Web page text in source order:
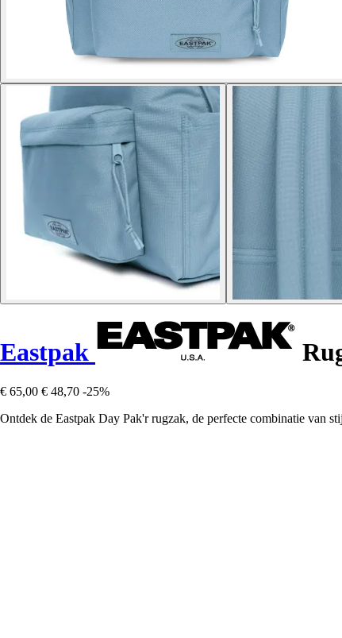
Eastpak
€ 65,00 € 48,70 -25%
Ontdek de Eastpak Day Pak'r rugzak, de perfecte combinatie van